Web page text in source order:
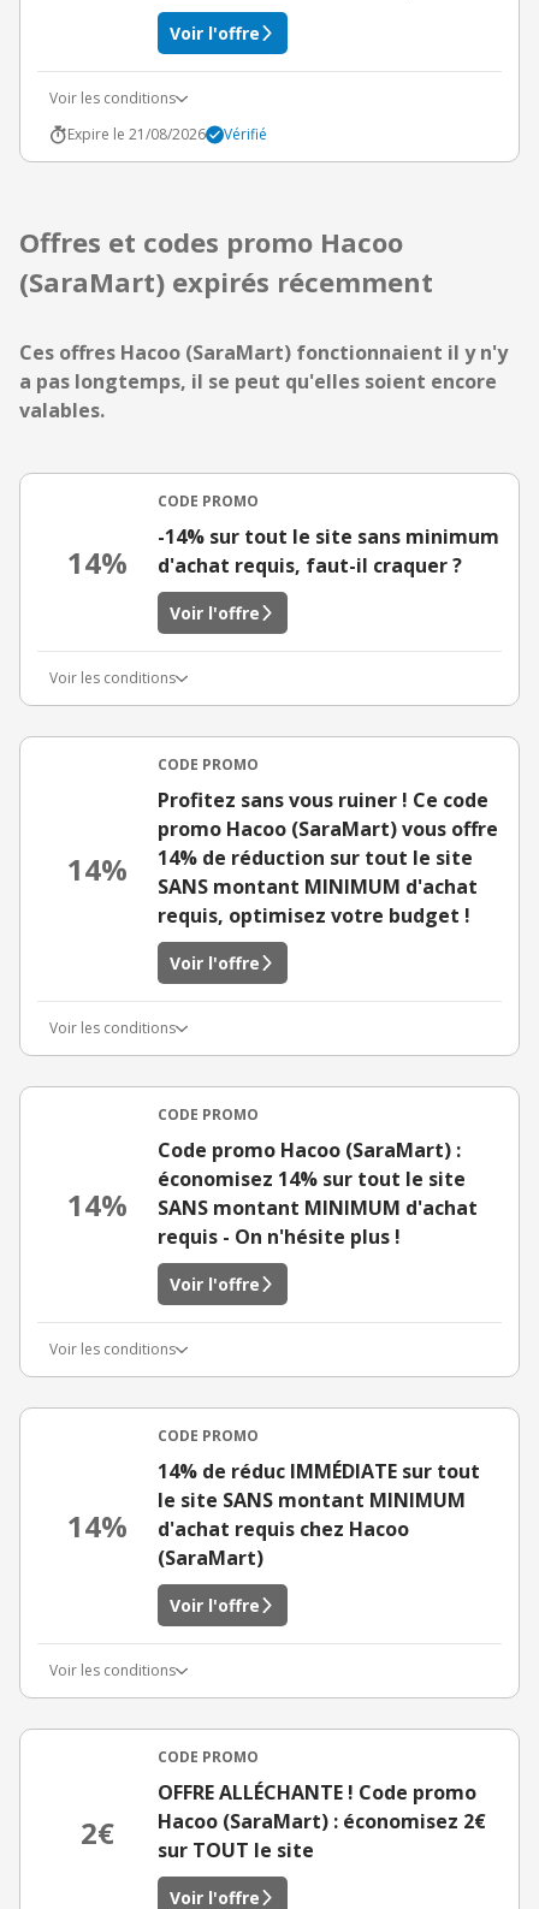
Voir l'offre
Voir les conditions
Expire le 21/08/2026
Vérifié
Offres et codes promo Hacoo
(SaraMart) expirés récemment
Ces offres Hacoo (SaraMart) fonctionnaient il y n'y
a pas longtemps, il se peut qu'elles soient encore
valables.
14%
CODE PROMO
-14% sur tout le site sans minimum
d'achat requis, faut-il craquer ?
Voir l'offre
Voir les conditions
14%
CODE PROMO
Profitez sans vous ruiner ! Ce code
promo Hacoo (SaraMart) vous offre
14% de réduction sur tout le site
SANS montant MINIMUM d'achat
requis, optimisez votre budget !
Voir l'offre
Voir les conditions
14%
CODE PROMO
Code promo Hacoo (SaraMart) :
économisez 14% sur tout le site
SANS montant MINIMUM d'achat
requis - On n'hésite plus !
Voir l'offre
Voir les conditions
14%
CODE PROMO
14% de réduc IMMÉDIATE sur tout
le site SANS montant MINIMUM
d'achat requis chez Hacoo
(SaraMart)
Voir l'offre
Voir les conditions
2€
CODE PROMO
OFFRE ALLÉCHANTE ! Code promo
Hacoo (SaraMart) : économisez 2€
sur TOUT le site
Voir l'offre